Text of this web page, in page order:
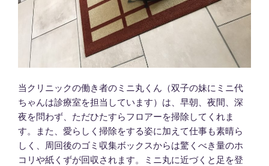
当クリニックの働き者のミニ丸くん（双子の妹にミニ代
ちゃんは診療室を担当しています）は、早朝、夜間、深
夜を問わず、ただひたすらフロアーを掃除してくれま
す。また、愛らしく掃除をする姿に加えて仕事も素晴ら
しく、周回後のゴミ収集ボックスからは驚くべき量のホ
コリや紙くずが回収されます。ミニ丸に近づくと足を登